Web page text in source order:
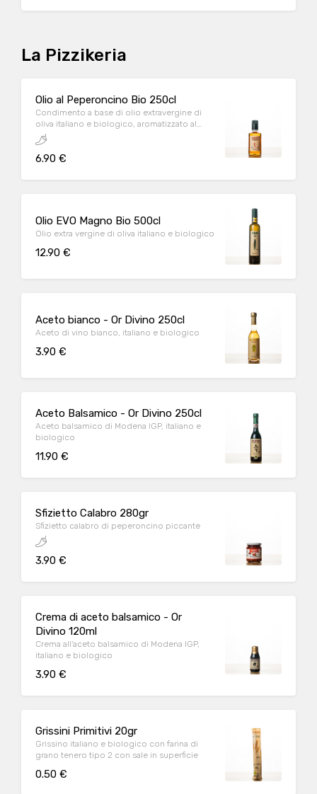
La Pizzikeria
Olio al Peperoncino Bio 250cl
Condimento a base di olio extravergine di
oliva italiano e biologico, aromatizzato al
peperoncino
6.90 €
Olio EVO Magno Bio 500cl
Olio extra vergine di oliva italiano e biologico
12.90 €
Aceto bianco - Or Divino 250cl
Aceto di vino bianco, italiano e biologico
3.90 €
Aceto Balsamico - Or Divino 250cl
Aceto balsamico di Modena IGP, italiano e
biologico
11.90 €
Sfizietto Calabro 280gr
Sfizietto calabro di peperoncino piccante
3.90 €
Crema di aceto balsamico - Or
Divino 120ml
Crema all'aceto balsamico di Modena IGP,
italiano e biologico
3.90 €
Grissini Primitivi 20gr
Grissino italiano e biologico con farina di
grano tenero tipo 2 con sale in superficie
0.50 €